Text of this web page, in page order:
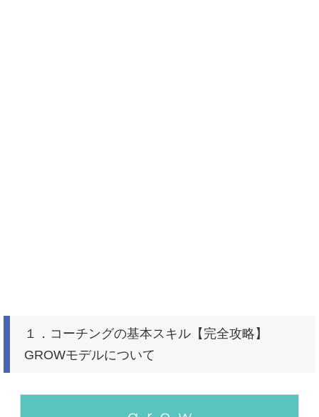
１．コーチングの基本スキル【完全攻略】
GROWモデルについて